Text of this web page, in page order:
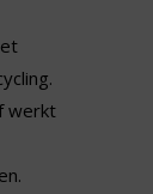
werkt